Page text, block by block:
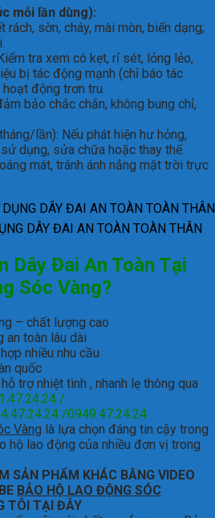
mỗi lần dùng):
sờn, cháy, mài mòn, biến dạng;
tra xem có kẹt, rỉ sét, lỏng lẻo,
bị tác động mạnh (chỉ báo tác
động trơn tru.
bảo chắc chắn, không bung chỉ,
lần): Nếu phát hiện hư hỏng,
dụng, sửa chữa hoặc thay thế.
mát, tránh ánh nắng mặt trời trực
DÂY ĐAI AN TOÀN TOÀN THÂN
Dây Đai An Toàn Tại
Sóc Vàng?
– chất lượng cao
toàn lâu dài
nhiều nhu cầu
quốc
trợ nhiệt tình , nhanh lẹ thông qua
/
/0949.47.24.24
Vàng là lựa chọn đáng tin cậy trong
hộ lao động của nhiều đơn vị trong
SẢN PHẨM KHÁC BẰNG VIDEO
BẢO HỘ LAO ĐỘNG SÓC
TÔI TẠI ĐÂY